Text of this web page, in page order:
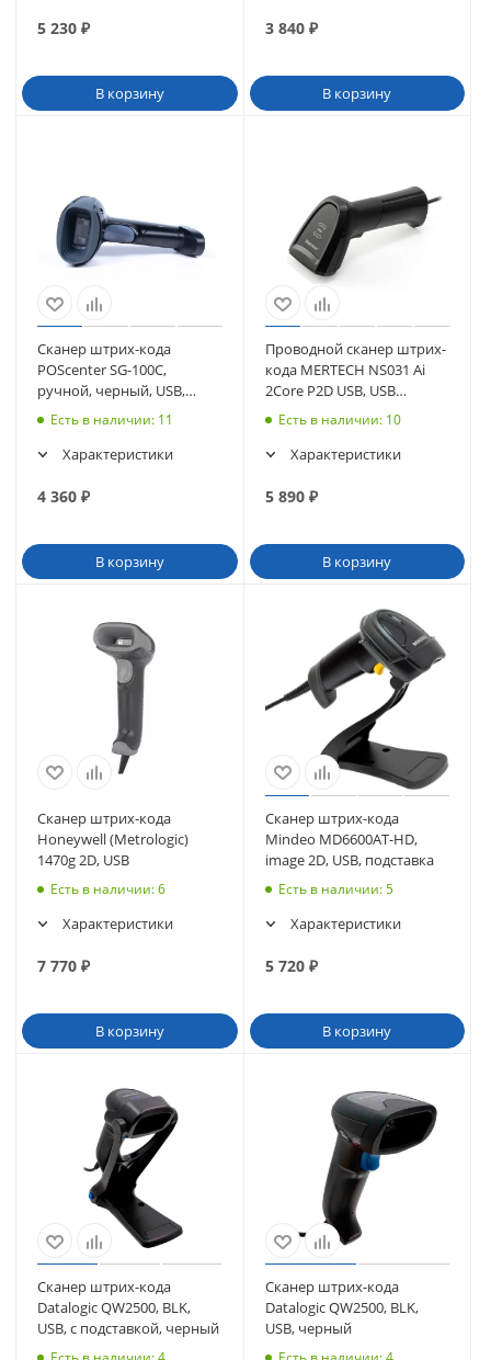
5 230 ₽
В корзину
3 840₽
В корзину
Сканер штрих-кода
POScenter SG-100C,
ручной, черный, USB,
кабель 2.0 м (3514)
Есть в наличии: 11
Характеристики
4 360 ₽
В корзину
Проводной сканер штрих-
кода MERTECH NS031 Ai
2Core P2D USB, USB
эмуляция RS232 черный
Есть в наличии: 10
Характеристики
5 890₽
В корзину
Сканер штрих-кода
Honeywell (Metrologic)
1470g 2D, USB
Есть в наличии: 6
Характеристики
7 770 ₽
В корзину
Сканер штрих-кода
Mindeo MD6600AT-HD,
image 2D, USB, подставка
Есть в наличии: 5
Характеристики
5 720₽
В корзину
Сканер штрих-кода
Datalogic QW2500, BLK,
USB, с подставкой, черный
Сканер штрих-кода
Datalogic QW2500, BLK,
USB, черный